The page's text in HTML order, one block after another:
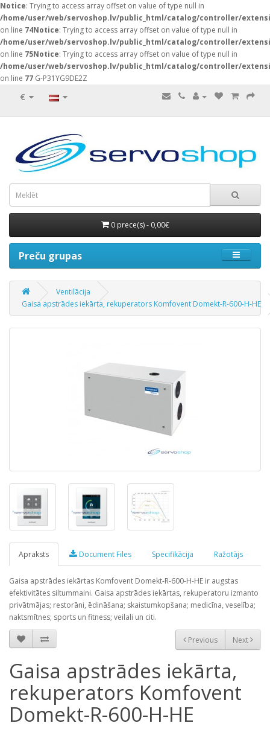
Notice: Trying to access array offset on value of type null in
/home/user/web/servoshop.lv/public_html/catalog/controller/
on line 74Notice: Trying to access array offset on value of type null in
/home/user/web/servoshop.lv/public_html/catalog/controller/
on line 75Notice: Trying to access array offset on value of type null in
/home/user/web/servoshop.lv/public_html/catalog/controller/
on line 77 G-P31YG9DE2Z
€
0 prece(s) - 0,00€
Preču grupas
Ventilācija
Gaisa apstrādes iekārta, rekuperators Komfovent Domekt-R-600-H-HE
Apraksts Document Files Specifikācija Ražotājs
Gaisa apstrādes iekārtas Komfovent Domekt-R-600-H-HE ir augstas
efektivitātes siltummaini. Gaisa apstrādes iekārtas, rekuperatoru izmanto
privātmājas; restorāni, ēdināšana; skaistumkopšana; medicīna, veselība;
naktsmītnes; sports un fitness; veilali un citi.
Previous Next
Gaisa apstrādes iekārta,
rekuperators Komfovent
Domekt-R-600-H-HE